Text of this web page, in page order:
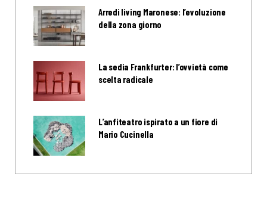
Arredi living Maronese: l’evoluzione
della zona giorno
La sedia Frankfurter: l’ovvietà come
scelta radicale
L’anfiteatro ispirato a un fiore di
Mario Cucinella